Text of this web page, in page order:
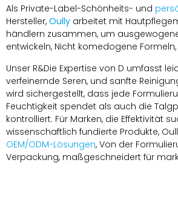
Als Private-Label-Schönheits- und
Hersteller, Oully arbeitet mit
händlern zusammen, um
entwickeln, Nicht komedogene
Unser R&Die Expertise von D umfasst
verfeinernde Seren, und sanfte
wird sichergestellt, dass jede
Feuchtigkeit spendet als auch die
kontrolliert. Für Marken, die Effektivität
wissenschaftlich fundierte Produkte,
OEM/ODM-Lösungen, Von der
Verpackung, maßgeschneidert für